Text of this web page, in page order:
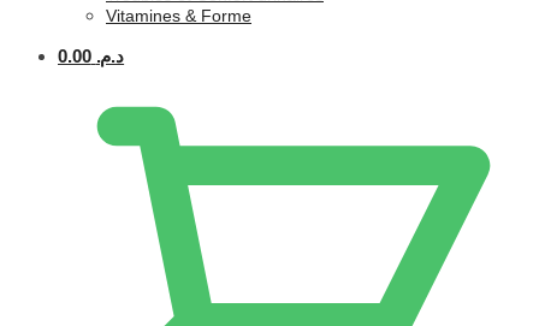
Vitamines & Forme
د.م. 0.00